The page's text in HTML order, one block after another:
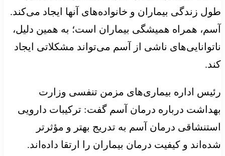
طول زندگی بیماران و خانواده‌های آنها ایجاد می‌کند.
آسم، همراه همیشگی بیماران است؛ به همین دلیل،
ناتوانایی‌های ناشی از آسم می‌تواند مشکلاتی ایجاد
کند.
رئیس اداره بیماری‌های مزمن تنفسی وزارت
بهداشت درباره درمان آسم گفت: ترکیبات دارویی
استنشاقی درمان آسم به تدریج بهتر و مؤثرتر
شده‌اند و کیفیت درمان بیماران را ارتقا داده‌اند.